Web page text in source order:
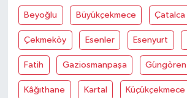
Beyoğlu Büyükçekmece Çatalca
Çekmeköy Esenler Esenyurt
Fatih Gaziosmanpaşa Güngören
Kâğıthane Kartal Küçükçekmece